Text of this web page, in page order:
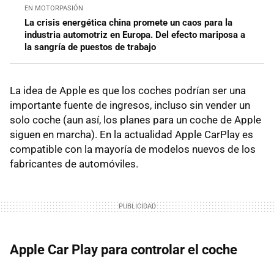
EN MOTORPASIÓN
La crisis energética china promete un caos para la
industria automotriz en Europa. Del efecto mariposa a
la sangría de puestos de trabajo
La idea de Apple es que los coches podrían ser una
importante fuente de ingresos, incluso sin vender un
solo coche (aun así, los planes para un coche de Apple
siguen en marcha). En la actualidad Apple CarPlay es
compatible con la mayoría de modelos nuevos de los
fabricantes de automóviles.
Apple Car Play para controlar el coche